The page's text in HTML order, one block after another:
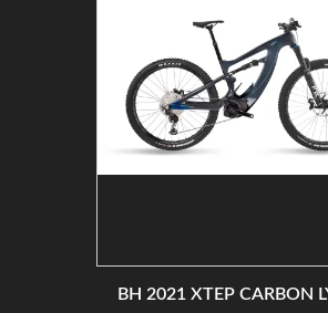
BH 2021 XTEP CARBON